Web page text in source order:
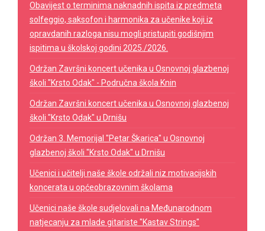
Obavijest o terminima naknadnih ispita iz predmeta
solfeggio, saksofon i harmonika za učenike koji iz
opravdanih razloga nisu mogli pristupiti godišnjim
ispitima u školskoj godini 2025./2026.
Održan Završni koncert učenika u Osnovnoj glazbenoj
školi "Krsto Odak" - Područna škola Knin
Održan Završni koncert učenika u Osnovnoj glazbenoj
školi "Krsto Odak" u Drnišu
Održan 3. Memorijal "Petar Škarica" u Osnovnoj
glazbenoj školi "Krsto Odak" u Drnišu
Učenici i učitelji naše škole održali niz motivacijskih
koncerata u općeobrazovnim školama
Učenici naše škole sudjelovali na Međunarodnom
natjecanju za mlade gitariste "Kastav Strings"